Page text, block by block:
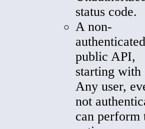
status code.
A non-
authenticated
public API,
starting with
Any user,
not
can perform